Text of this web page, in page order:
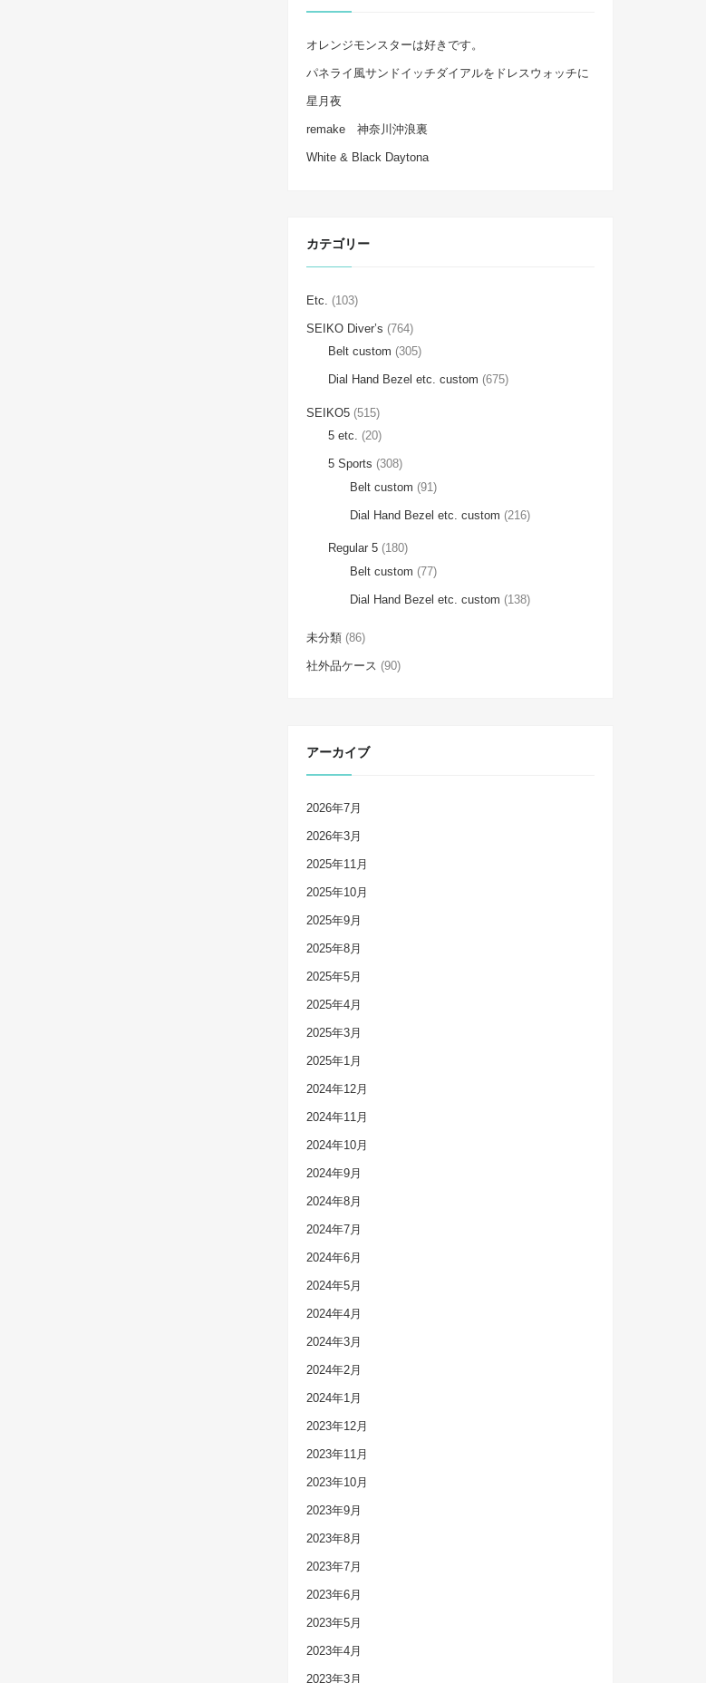
オレンジモンスターは好きです。
パネライ風サンドイッチダイアルをドレスウォッチに
星月夜
remake 神奈川沖浪裏
White & Black Daytona
カテゴリー
Etc. (103)
SEIKO Diver’s (764)
Belt custom (305)
Dial Hand Bezel etc. custom (675)
SEIKO5 (515)
5 etc. (20)
5 Sports (308)
Belt custom (91)
Dial Hand Bezel etc. custom (216)
Regular 5 (180)
Belt custom (77)
Dial Hand Bezel etc. custom (138)
未分類 (86)
社外品ケース (90)
アーカイブ
2026年7月
2026年3月
2025年11月
2025年10月
2025年9月
2025年8月
2025年5月
2025年4月
2025年3月
2025年1月
2024年12月
2024年11月
2024年10月
2024年9月
2024年8月
2024年7月
2024年6月
2024年5月
2024年4月
2024年3月
2024年2月
2024年1月
2023年12月
2023年11月
2023年10月
2023年9月
2023年8月
2023年7月
2023年6月
2023年5月
2023年4月
2023年3月